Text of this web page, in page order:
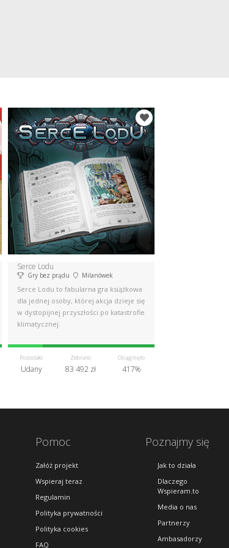
Serce Lodu
Gry bez prądu Milanówek
Serce Lodu to fabularna gra książkowa
dla jednej osoby, której akcja dzieje się
w dystopijnej przyszłości po katastrofie
klimatycznej.
Pozostało
Udany
Zebrano
83 492 zł
Osiągnięto
417%
Pomoc
Załóż projekt
Wspieraj teraz
Regulamin
Polityka prywatności
Polityka cookies
FAQ
Poznajmy się
Jak to działa
Dlaczego
Wspieram.to
Media o nas
Partnerzy
Ambasadorzy